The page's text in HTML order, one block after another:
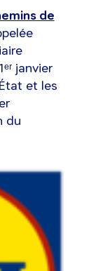
de
janvier
et les
du